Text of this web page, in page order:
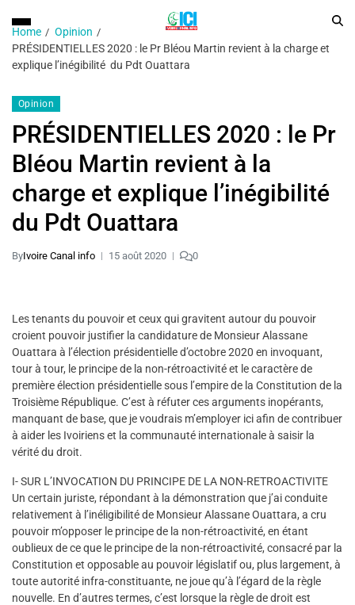
Home
Opinion
PRÉSIDENTIELLES 2020 : le Pr Bléou Martin revient à la charge et
explique l’inégibilité du Pdt Ouattara
Opinion
PRÉSIDENTIELLES 2020 : le Pr
Bléou Martin revient à la
charge et explique l’inégibilité
du Pdt Ouattara
ByIvoire Canal info 15 août 2020 0
Les tenants du pouvoir et ceux qui gravitent autour du pouvoir
croient pouvoir justifier la candidature de Monsieur Alassane
Ouattara à l’élection présidentielle d’octobre 2020 en invoquant,
tour à tour, le principe de la non-rétroactivité et le caractère de
première élection présidentielle sous l’empire de la Constitution de la
Troisième République. C’est à réfuter ces arguments inopérants,
manquant de base, que je voudrais m’employer ici afin de contribuer
à aider les Ivoiriens et la communauté internationale à saisir la
vérité du droit.
I- SUR L’INVOCATION DU PRINCIPE DE LA NON-RETROACTIVITE
Un certain juriste, répondant à la démonstration que j’ai conduite
relativement à l’inéligibilité de Monsieur Alassane Ouattara, a cru
pouvoir m’opposer le principe de la non-rétroactivité, en étant
oublieux de ce que le principe de la non-rétroactivité, consacré par la
Constitution et opposable au pouvoir législatif ou, plus largement, à
toute autorité infra-constituante, ne joue qu’à l’égard de la règle
nouvelle. En d’autres termes, c’est lorsque la règle de droit est